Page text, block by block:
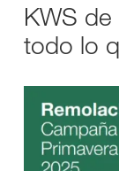
KWS
todo lo